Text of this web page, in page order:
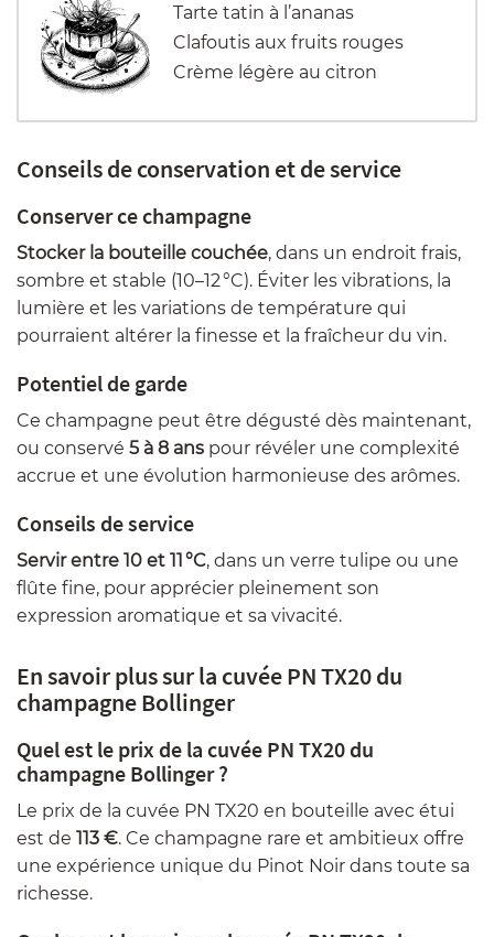
Tarte tatin à l’ananas
Clafoutis aux fruits rouges
Crème légère au citron
Conseils de conservation et de service
Conserver ce champagne
Stocker la bouteille couchée, dans un endroit frais,
sombre et stable (10–12 °C). Éviter les vibrations, la
lumière et les variations de température qui
pourraient altérer la finesse et la fraîcheur du vin.
Potentiel de garde
Ce champagne peut être dégusté dès maintenant,
ou conservé 5 à 8 ans pour révéler une complexité
accrue et une évolution harmonieuse des arômes.
Conseils de service
Servir entre 10 et 11 °C, dans un verre tulipe ou une
flûte fine, pour apprécier pleinement son
expression aromatique et sa vivacité.
En savoir plus sur la cuvée PN TX20 du
champagne Bollinger
Quel est le prix de la cuvée PN TX20 du
champagne Bollinger ?
Le prix de la cuvée PN TX20 en bouteille avec étui
est de 113 €. Ce champagne rare et ambitieux offre
une expérience unique du Pinot Noir dans toute sa
richesse.